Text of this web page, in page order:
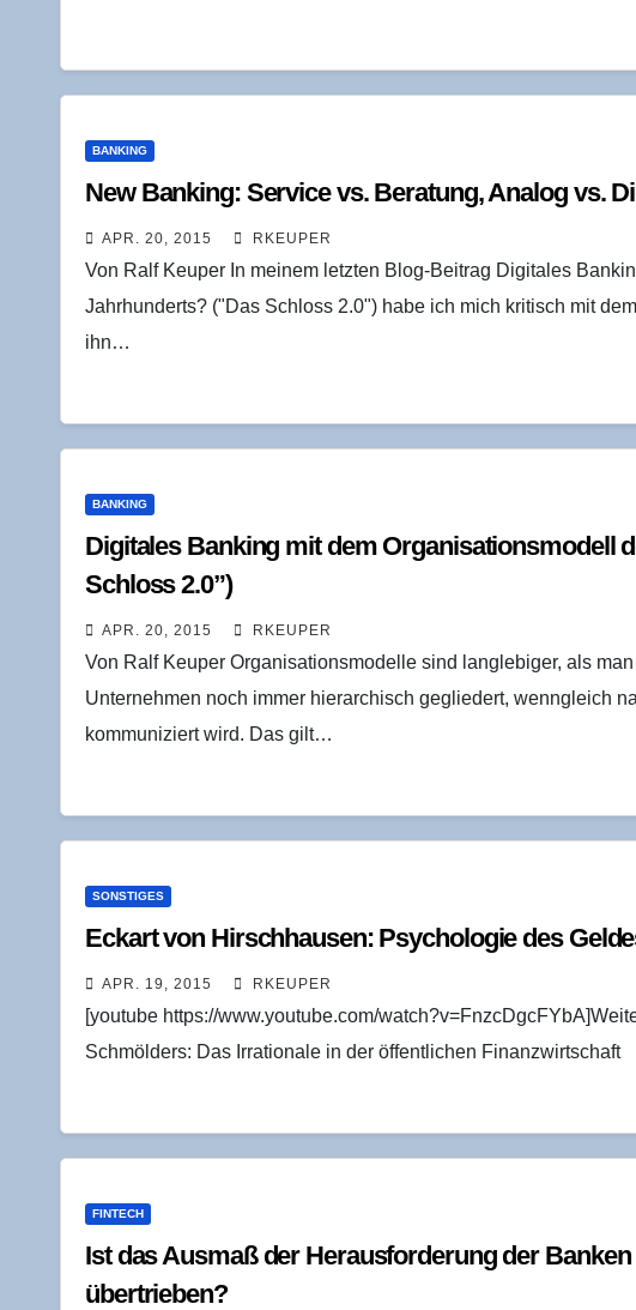
BANKING
New Ban­king: Ser­vice vs. Bera­tung, Ana­log vs.
APR. 20, 2015 RKEUPER
Von Ralf Keuper In meinem letzten Blog-Beitrag Digitales
Jahrhunderts? ("Das Schloss 2.0") habe ich mich kritisch mit
ihn…
BANKING
Digi­ta­les Ban­king mit dem Orga­ni­sa­ti­ons­mo­dell
Schloss 2.0”)
APR. 20, 2015 RKEUPER
Von Ralf Keuper Organisationsmodelle sind langlebiger, als
Unternehmen noch immer hierarchisch gegliedert, wenngleich
kommuniziert wird. Das gilt…
SONSTIGES
Eck­art von Hirsch­hau­sen: Psy­cho­lo­gie des
APR. 19, 2015 RKEUPER
[youtube https://www.youtube.com/
Schmölders: Das Irrationale in der öffentlichen Finanzwirtschaft
FINTECH
Ist das Aus­maß der Her­aus­for­de­rung der
übertrieben?